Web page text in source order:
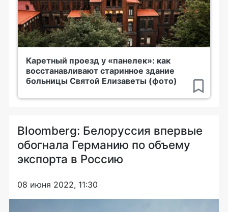
Каретный проезд у «панелек»: как
восстанавливают старинное здание
больницы Святой Елизаветы (фото)
Bloomberg: Белоруссия впервые
обогнала Германию по объему
экспорта в Россию
08 июня 2022, 11:30